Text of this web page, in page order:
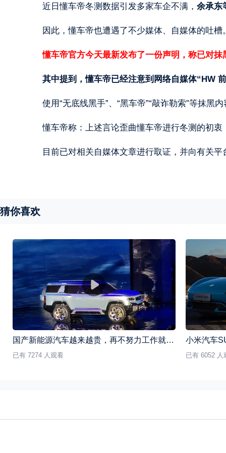
近日懂车帝冬测数据引发多家车企不满， 余承东
因此，懂车帝也遭遇了不少媒体、自媒体的吐槽
懂车帝官方今天最新发布了一份声明，称已对
其中提到，懂车帝已经注意到网络自媒体“HW
使用“无底线黑手”、“黑车帝”“敲诈勒索”等抹
懂车帝称：上述言论歪曲懂车帝进行冬测的初
目前已对相关自媒体文章进行取证，并向有关
猜你喜欢
国产新能源汽车越来越贵，再不努力工作就只能开BBA了
已有 7274 人观看 已有 6052 人